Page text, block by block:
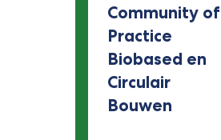
Community of
Practice
Biobased en
Circulair
Bouwen